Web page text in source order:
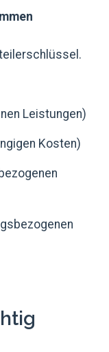
Leistungen)
Kosten)